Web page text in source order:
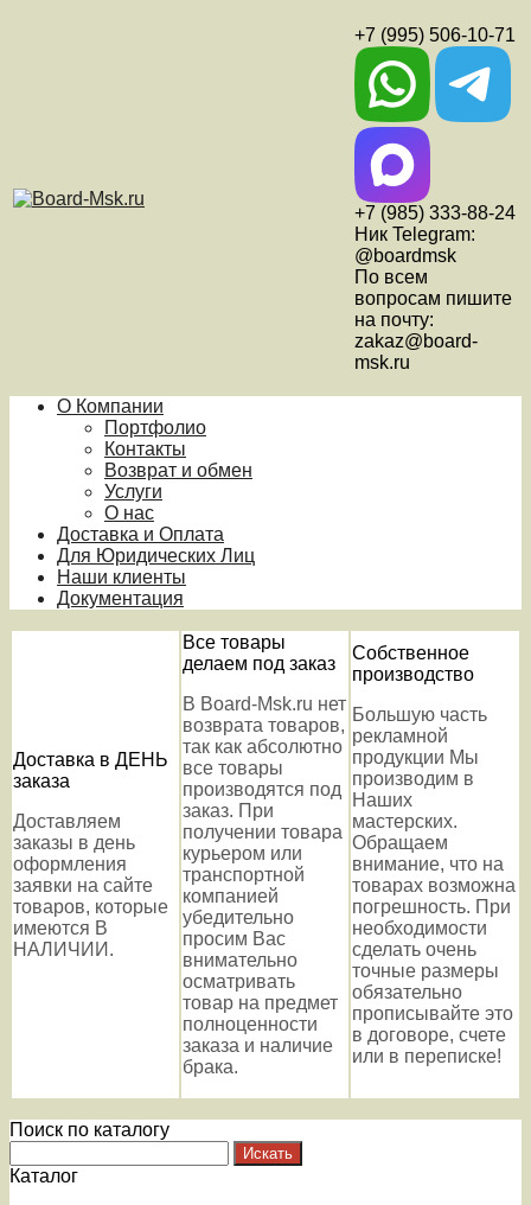
+7 (995) 506-10-71
+7 (985) 333-88-24
Ник Telegram:
@boardmsk
По всем
вопросам пишите
на почту:
zakaz@board-
msk.ru
О Компании
Портфолио
Контакты
Возврат и обмен
Услуги
О нас
Доставка и Оплата
Для Юридических Лиц
Наши клиенты
Документация
Доставка в ДЕНЬ
заказа
Доставляем
заказы в день
оформления
заявки на сайте
товаров, которые
имеются В
НАЛИЧИИ.
Все товары
делаем под заказ
В Board-Msk.ru нет
возврата товаров,
так как абсолютно
все товары
производятся под
заказ. При
получении товара
курьером или
транспортной
компанией
убедительно
просим Вас
внимательно
осматривать
товар на предмет
полноценности
заказа и наличие
брака.
Собственное
производство
Большую часть
рекламной
продукции Мы
производим в
Наших
мастерских.
Обращаем
внимание, что на
товарах возможна
погрешность. При
необходимости
сделать очень
точные размеры
обязательно
прописывайте это
в договоре, счете
или в переписке!
Поиск по каталогу
Каталог